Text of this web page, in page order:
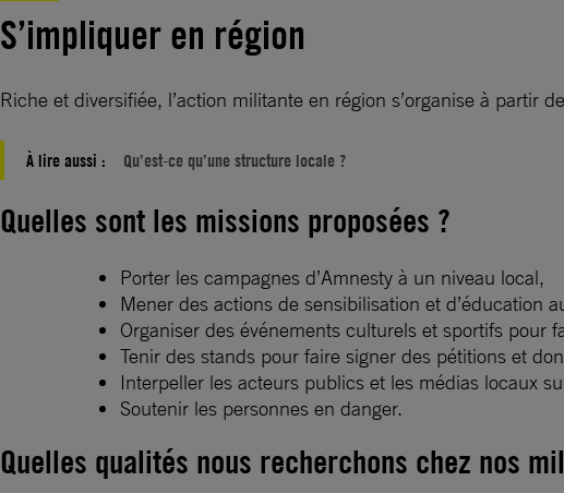
S’impliquer en région
Riche et diversifiée, l’action militante en région s’organise à partir
À lire aussi : Qu’est-ce qu’une structure locale ?
Quelles sont les missions proposées ?
Porter les campagnes d’Amnesty à un niveau local,
Mener des actions de sensibilisation et d’éducation
Organiser des événements culturels et sportifs pour
Tenir des stands pour faire signer des pétitions et
Interpeller les acteurs publics et les médias locaux
Soutenir les personnes en danger.
Quelles qualités nous recherchons chez nos